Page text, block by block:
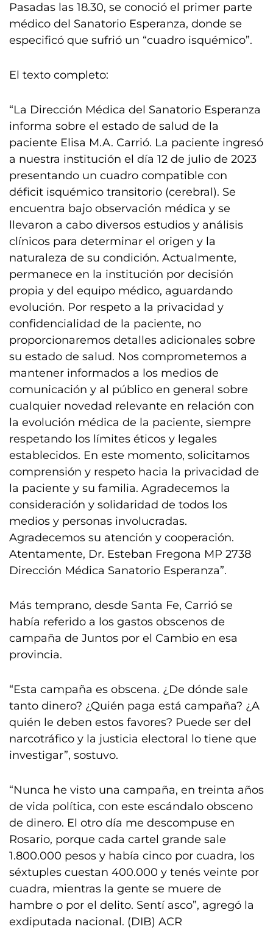
Pasadas las 18.30, se conoció el primer parte
médico del Sanatorio Esperanza, donde se
especificó que sufrió un “cuadro isquémico”.
El texto completo:
“La Dirección Médica del Sanatorio Esperanza
informa sobre el estado de salud de la
paciente Elisa M.A. Carrió. La paciente ingresó
a nuestra institución el día 12 de julio de 2023
presentando un cuadro compatible con
déficit isquémico transitorio (cerebral). Se
encuentra bajo observación médica y se
llevaron a cabo diversos estudios y análisis
clínicos para determinar el origen y la
naturaleza de su condición. Actualmente,
permanece en la institución por decisión
propia y del equipo médico, aguardando
evolución. Por respeto a la privacidad y
confidencialidad de la paciente, no
proporcionaremos detalles adicionales sobre
su estado de salud. Nos comprometemos a
mantener informados a los medios de
comunicación y al público en general sobre
cualquier novedad relevante en relación con
la evolución médica de la paciente, siempre
respetando los límites éticos y legales
establecidos. En este momento, solicitamos
comprensión y respeto hacia la privacidad de
la paciente y su familia. Agradecemos la
consideración y solidaridad de todos los
medios y personas involucradas.
Agradecemos su atención y cooperación.
Atentamente, Dr. Esteban Fregona MP 2738
Dirección Médica Sanatorio Esperanza”.
Más temprano, desde Santa Fe, Carrió se
había referido a los gastos obscenos de
campaña de Juntos por el Cambio en esa
provincia.
“Esta campaña es obscena. ¿De dónde sale
tanto dinero? ¿Quién paga está campaña? ¿A
quién le deben estos favores? Puede ser del
narcotráfico y la justicia electoral lo tiene que
investigar”, sostuvo.
“Nunca he visto una campaña, en treinta años
de vida política, con este escándalo obsceno
de dinero. El otro día me descompuse en
Rosario, porque cada cartel grande sale
1.800.000 pesos y había cinco por cuadra, los
séxtuples cuestan 400.000 y tenés veinte por
cuadra, mientras la gente se muere de
hambre o por el delito. Sentí asco”, agregó la
exdiputada nacional. (DIB) ACR